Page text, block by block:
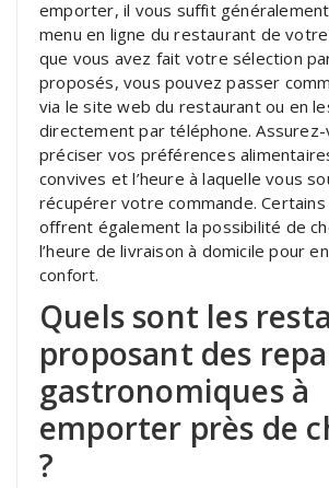
emporter, il vous suffit
menu en ligne du restaurant de
que vous avez fait votre sélection
proposés, vous pouvez passer
via le site web du restaurant ou en
directement par téléphone. Assurez-
préciser vos préférences
convives et l’heure à laquelle vous
récupérer votre commande.
offrent également la possibilité de
l’heure de livraison à domicile pour
confort.
Quels sont les
proposant des
gastronomiques à
emporter près de
?